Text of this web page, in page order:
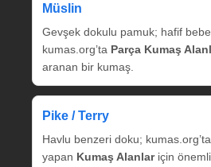
Müslin
Gevşek dokulu pamuk; hafif
kumas.org’ta Parça Kumaş
aranan bir kumaş.
Pike / Terry
Havlu benzeri doku;
yapan Kumaş Alanlariçin